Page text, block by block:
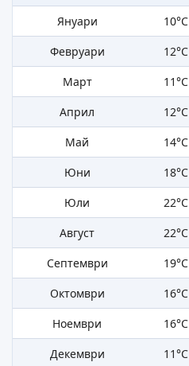
Януари
10°C
Февруари
12°C
Март
11°C
Април
12°C
Май
14°C
Юни
18°C
Юли
22°C
Август
22°C
Септември
19°C
Октомври
16°C
Ноември
16°C
Декември
11°C